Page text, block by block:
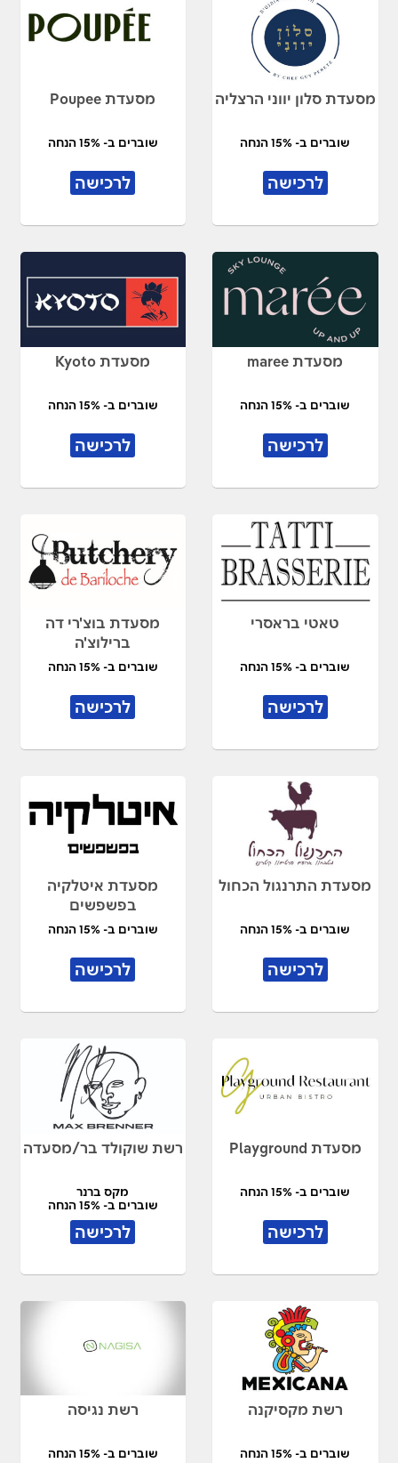
מסעדת סלון יווני הרצליה
שוברים ב- 15% הנחה
לרכישה
מסעדת Poupee
שוברים ב- 15% הנחה
לרכישה
מסעדת maree
שוברים ב- 15% הנחה
לרכישה
מסעדת Kyoto
שוברים ב- 15% הנחה
לרכישה
טאטי בראסרי
שוברים ב- 15% הנחה
לרכישה
מסעדת בוצ'רי דה
ברילוצ'ה
שוברים ב- 15% הנחה
לרכישה
מסעדת התרנגול הכחול
שוברים ב- 15% הנחה
לרכישה
מסעדת איטלקיה
בפשפשים
שוברים ב- 15% הנחה
לרכישה
מסעדת Playground
שוברים ב- 15% הנחה
לרכישה
רשת שוקולד בר/מסעדה
מקס ברנר
שוברים ב- 15% הנחה
לרכישה
רשת מקסיקנה
שוברים ב- 15% הנחה
רשת נגיסה
שוברים ב- 15% הנחה